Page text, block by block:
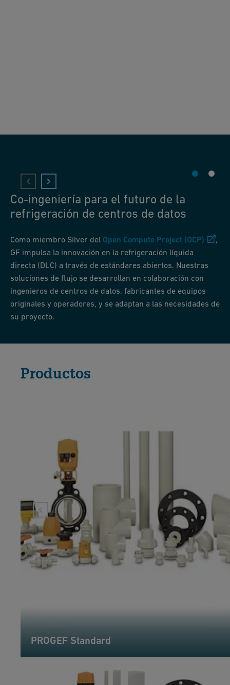
Co-ingeniería para el futuro de la
refrigeración de centros de datos
Como miembro Silver del Open Compute Project (OCP)
,
GF impulsa la innovación en la refrigeración líquida
directa (DLC) a través de estándares abiertos. Nuestras
soluciones de flujo se desarrollan en colaboración con
ingenieros de centros de datos, fabricantes de equipos
originales y operadores, y se adaptan a las necesidades de
su proyecto.
Productos
PROGEF Standard